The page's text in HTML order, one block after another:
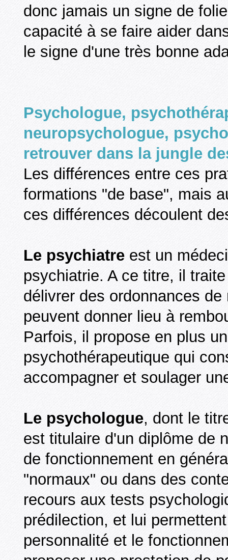
donc jamais un signe de
capacité à se faire aider
le signe d'une très bonne
Psychologue,
neuropsychologue,
retrouver dans la jungle
Les différences entre ces
formations "de base", mais
ces différences découlent
Le psychiatre est un
psychiatrie. A ce titre, il
délivrer des ordonnances
peuvent donner lieu à
Parfois, il propose en plus
psychothérapeutique qui
accompagner et soulager
Le psychologue, dont le
est titulaire d'un diplôme de
de fonctionnement en
"normaux" ou dans des
recours aux tests
prédilection, et lui
personnalité et le